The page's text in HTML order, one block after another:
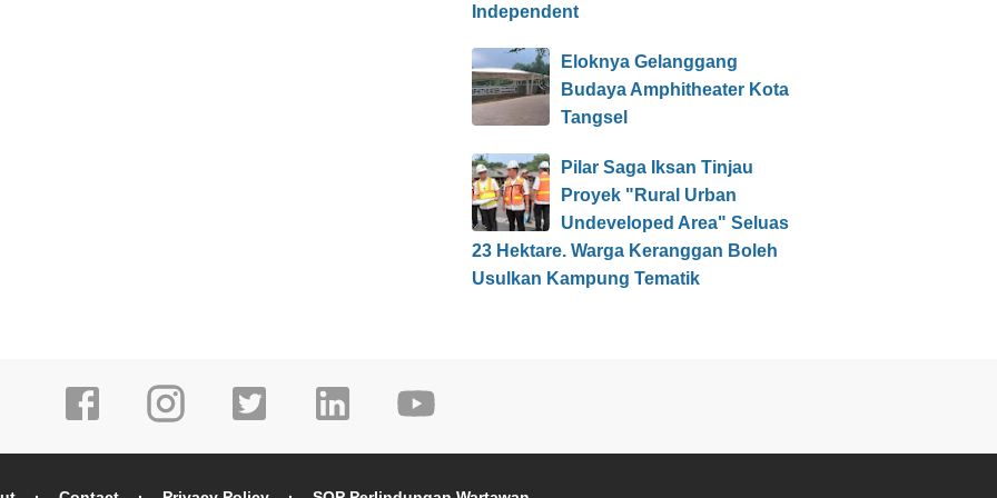
Independent
Eloknya Gelanggang
Budaya Amphitheater Kota
Tangsel
Pilar Saga Iksan Tinjau
Proyek "Rural Urban
Undeveloped Area" Seluas
23 Hektare. Warga Keranggan Boleh
Usulkan Kampung Tematik